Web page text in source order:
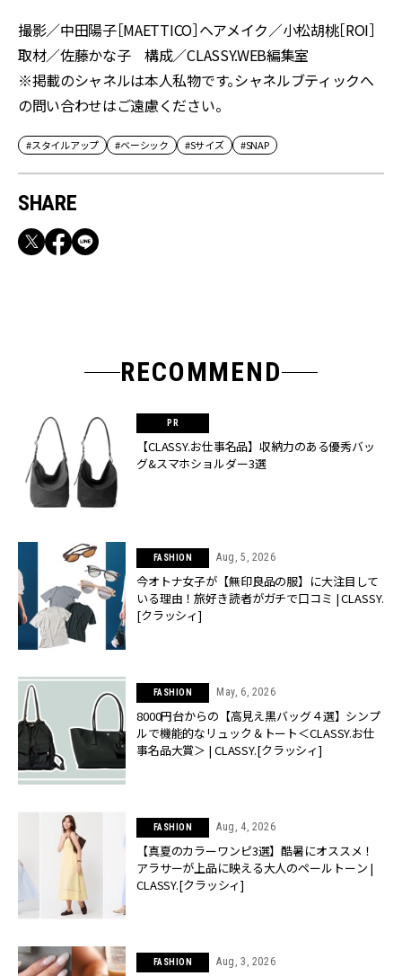
撮影／中田陽子［MAETTICO］ヘアメイク／小松胡桃［ROI］
取材／佐藤かな子 構成／CLASSY.WEB編集室
※掲載のシャネルは本人私物です。シャネルブティックへ
の問い合わせはご遠慮ください。
#スタイルアップ #ベーシック #Sサイズ #SNAP
SHARE
RECOMMEND
【CLASSY.お仕事名品】収納力のある優秀バッ
グ&スマホショルダー3選
FASHION Aug, 5, 2026
今オトナ女子が【無印良品の服】に大注目して
いる理由！旅好き読者がガチで口コミ | CLASSY.
[クラッシィ]
FASHION May, 6, 2026
8000円台からの【高見え黒バッグ４選】シンプ
ルで機能的なリュック＆トート＜CLASSY.お仕
事名品大賞＞ | CLASSY.[クラッシィ]
FASHION Aug, 4, 2026
【真夏のカラーワンピ3選】酷暑にオススメ！
アラサーが上品に映える大人のペールトーン |
CLASSY.[クラッシィ]
FASHION Aug, 3, 2026